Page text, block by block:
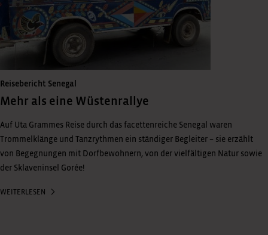
Reisebericht Senegal
Mehr als eine Wüstenrallye
Auf Uta Grammes Reise durch das facettenreiche Senegal waren
Trommelklänge und Tanzrythmen ein ständiger Begleiter – sie erzählt
von Begegnungen mit Dorfbewohnern, von der vielfältigen Natur sowie
der Sklaveninsel Gorée!
WEITERLESEN